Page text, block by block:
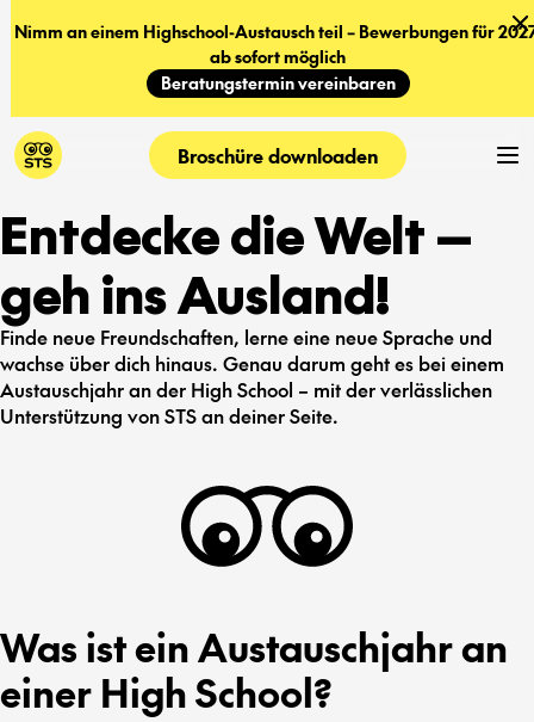
Nimm an einem Highschool-Austausch teil – Bewerbungen für
ab sofort möglich
Beratungstermin vereinbaren
Broschüre downloaden
Entdecke die Welt —
geh ins Ausland!
Finde neue Freundschaften, lerne eine neue Sprache und
wachse über dich hinaus. Genau darum geht es bei einem
Austauschjahr an der High School – mit der verlässlichen
Unterstützung von STS an deiner Seite.
Was ist ein Austauschjahr an
einer High School?